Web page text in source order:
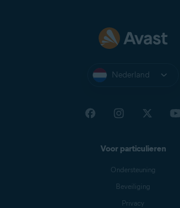
Nederland
Voor particulieren
Ondersteuning
Beveiliging
Privacy